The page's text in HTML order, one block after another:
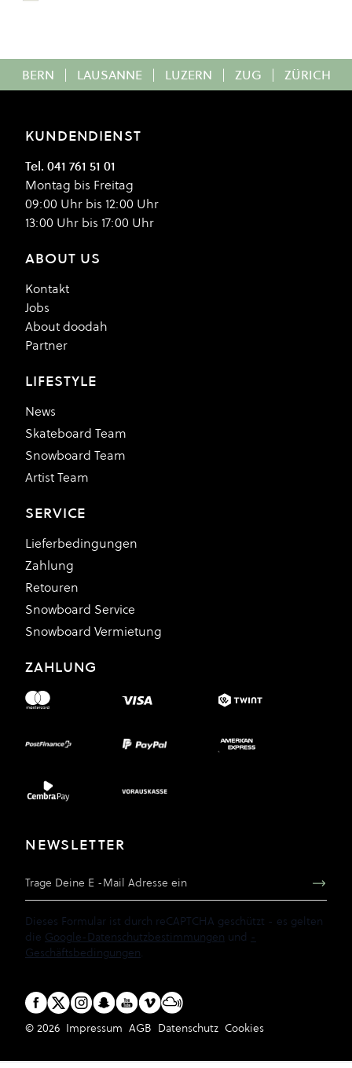
BERN | LAUSANNE | LUZERN | ZUG | ZÜRICH
KUNDENDIENST
Tel. 041 761 51 01
Montag bis Freitag
09:00 Uhr bis 12:00 Uhr
13:00 Uhr bis 17:00 Uhr
ABOUT US
Kontakt
Jobs
About doodah
Partner
LIFESTYLE
News
Skateboard Team
Snowboard Team
Artist Team
SERVICE
Lieferbedingungen
Zahlung
Retouren
Snowboard Service
Snowboard Vermietung
ZAHLUNG
NEWSLETTER
Dieses Formular ist durch reCAPTCHA geschützt - es gelten
die Google-Datenschutzbestimmungen und -
Geschäftsbedingungen.
© 2026 Impressum AGB Datenschutz Cookies